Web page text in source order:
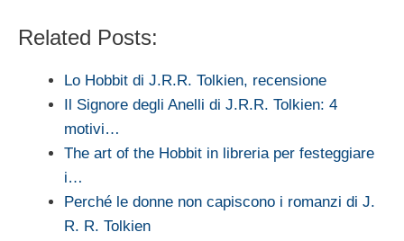
Related Posts:
Lo Hobbit di J.R.R. Tolkien, recensione
Il Signore degli Anelli di J.R.R. Tolkien: 4
motivi…
The art of the Hobbit in libreria per festeggiare
i…
Perché le donne non capiscono i romanzi di J.
R. R. Tolkien